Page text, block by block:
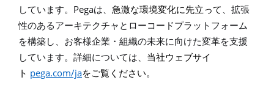
しています。 Pegaは、 急激な環境変化に先立って 、拡張
性のあるアーキテクチャとローコードプラットフォーム
を構築し、お客様企業・組織の未来に向けた変革を支援
しています。 詳細については、 当社ウェブサイ
ト pega.com/jaをご覧ください。